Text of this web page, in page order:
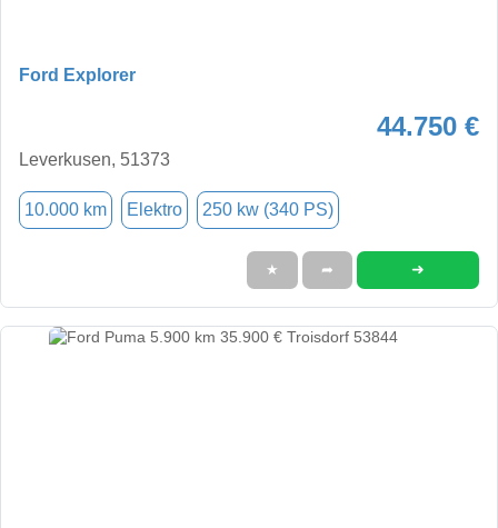
Ford Explorer
44.750 €
Leverkusen, 51373
10.000 km Elektro 250 kw (340 PS)
★ ➦ ➜